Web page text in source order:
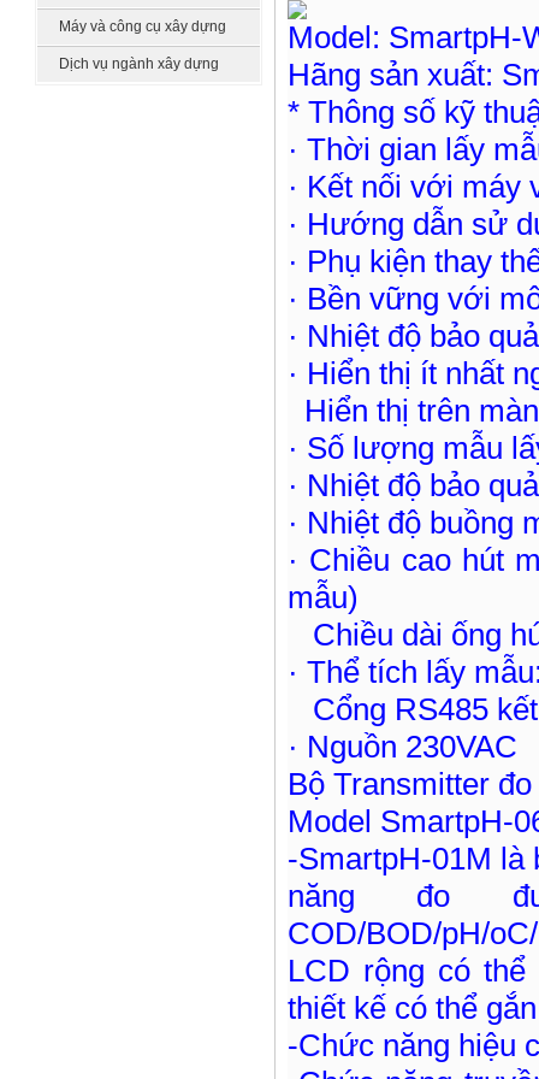
Máy và công cụ xây dựng
Dịch vụ ngành xây dựng
Model: SmartpH-
Hãng sản xuất:
* Thông số kỹ
· Thời gian lấy
· Kết nối với máy
· Hướng dẫn sử
· Phụ kiện thay
· Bền vững với
· Nhiệt độ bảo
· Hiển thị ít nhất
Hiển thị trên
· Số lượng mẫu
· Nhiệt độ bảo
· Nhiệt độ buồng
· Chiều cao hút
mẫu)
Chiều dài ống
· Thể tích lấy
Cổng RS485
· Nguồn 230VAC
Bộ Transmitter
Model SmartpH-
-SmartpH-01M là
năng đo
COD/BOD/pH/
LCD rộng có
thiết kế có thể
-Chức năng hiệu